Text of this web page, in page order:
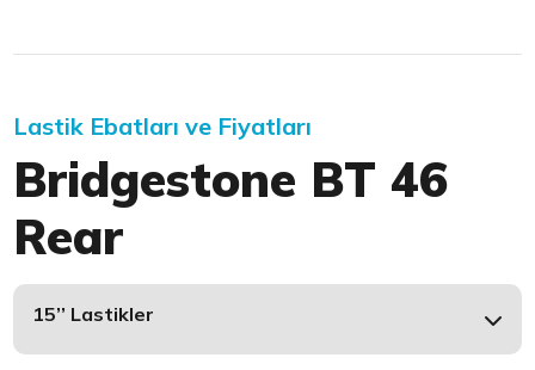
Lastik Ebatları ve Fiyatları
Bridgestone BT 46
Rear
15’’ Lastikler